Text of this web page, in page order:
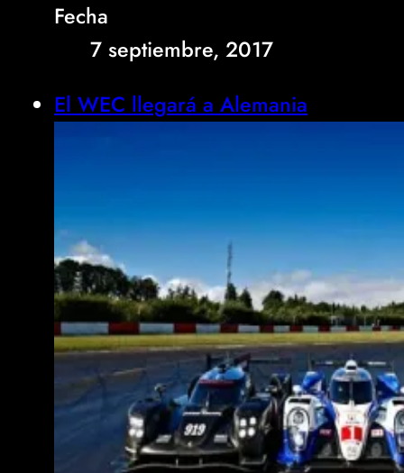
Fecha
7 septiembre, 2017
El WEC llegará a Alemania